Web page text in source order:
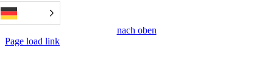
nach oben
Page load link